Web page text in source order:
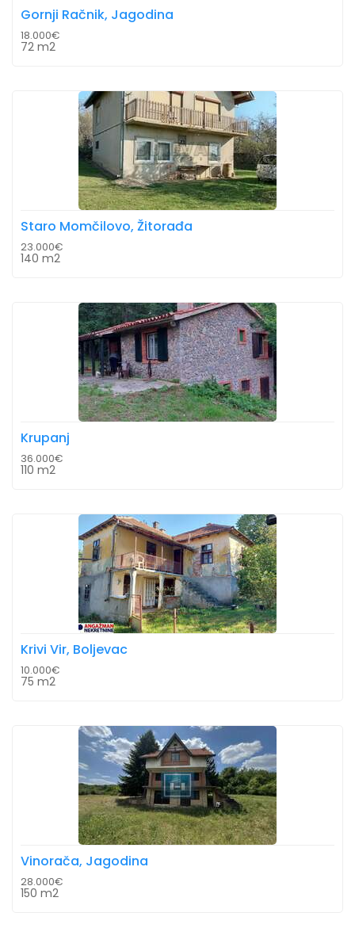
Gornji Račnik, Jagodina
18.000€
72 m2
Staro Momčilovo, Žitorađa
23.000€
140 m2
Krupanj
36.000€
110 m2
Krivi Vir, Boljevac
10.000€
75 m2
Vinorača, Jagodina
28.000€
150 m2